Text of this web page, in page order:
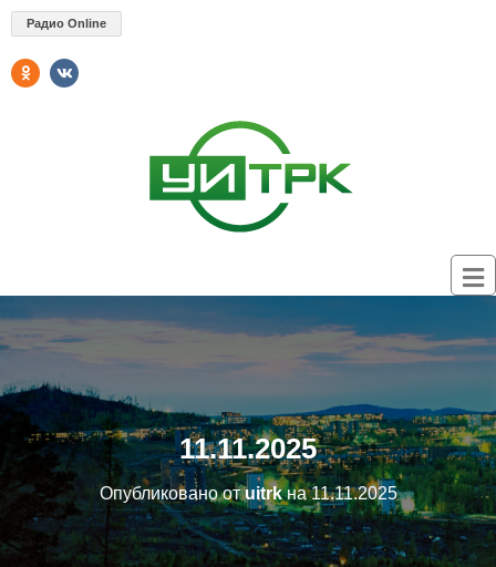
Радио Online
11.11.2025
Опубликовано отuitrkна11.11.2025